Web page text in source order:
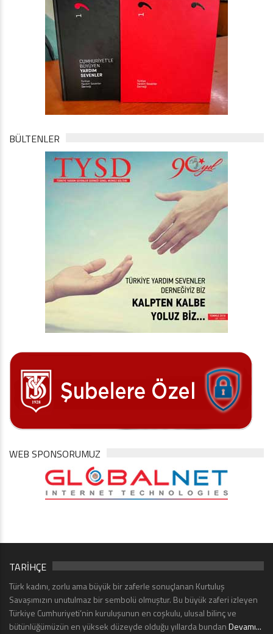
BÜLTENLER
WEB SPONSORUMUZ
TARİHÇE
Türk kadını, zorlu ama büyük bir zaferle sonuçlanan Kurtuluş
Savaşımızın unutulmaz bir sembolü olmuştur. Bu büyük zaferi izleyen
Türkiye Cumhuriyeti’nin kuruluşunun en coşkulu, ulusal bilinç ve
bütünlüğümüzün en yüksek düzeyde olduğu yıllarda bundanDevamı...